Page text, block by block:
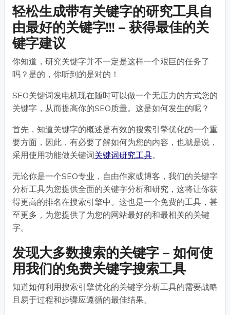
轻松生成带有关键字的研究工具自
由最好的关键字!!! – 获得最佳的关
键字建议
你知道，研究关键字并不一定是这样一个艰巨的任务了
吗？是的，你听到的是对的！
SEO关键词发电机现在随时可以做一个无压力的方式您的
关键字，从而提高你的SEO质量。这是如何发生的呢？
首先，知道关键字的概述是有效的搜索引擎优化的一个重
要方面，因此，有必要了解如何为您的内容，也就是说，
采用使用功能做关键词关键词研究工具。
无论你是一个SEO专业，自由作家或博客，我们的关键字
分析工具为您提供全面的关键字分析和研究，这将让你获
得更高的排名在搜索引擎中。这也是一个免费的工具，甚
至更多，为您提供了为您的网站最好的和最相关的关键
字。
发现大多数搜索的关键字 – 如何使
用我们的免费关键字搜索工具
知道如何利用搜索引擎优化的关键字分析工具的需要战略
且易于过程和步骤应遵循的最佳结果。